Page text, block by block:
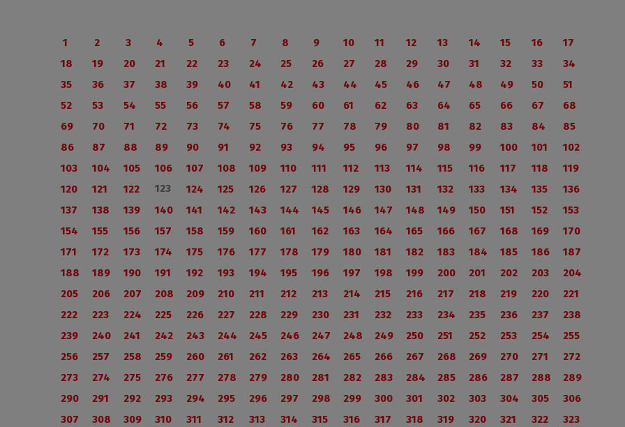
1 2 3 4 5 6 7 8 9 10 11 12 13 14 15 16
17
18
19 20 21 22 23 24 25 26 27 28 29 30 31 32 33
34
35
36 37 38 39 40 41 42 43 44 45 46 47 48 49 50
51
52
53 54 55 56 57 58 59 60 61 62 63 64 65 66 67
68
69
70 71 72 73 74 75 76 77 78 79 80 81 82 83 84
85
86
87 88 89 90 91 92 93 94 95 96 97 98 99 100 101
102
103
104 105 106 107 108 109 110 111 112 113 114 115 116 117 118
119
120
121 122 123 124 125 126 127 128 129 130 131 132 133 134 135
136
137
138 139 140 141 142 143 144 145 146 147 148 149 150 151 152
153
154
155 156 157 158 159 160 161 162 163 164 165 166 167 168 169
170
171
172 173 174 175 176 177 178 179 180 181 182 183 184 185 186
187
188
189 190 191 192 193 194 195 196 197 198 199 200 201 202 203
204
205
206 207 208 209 210 211 212 213 214 215 216 217 218 219 220
221
222
223 224 225 226 227 228 229 230 231 232 233 234 235 236 237
238
239
240 241 242 243 244 245 246 247 248 249 250 251 252 253 254
255
256
257 258 259 260 261 262 263 264 265 266 267 268 269 270 271
272
273
274 275 276 277 278 279 280 281 282 283 284 285 286 287 288
289
290
291 292 293 294 295 296 297 298 299 300 301 302 303 304 305
306
307
308 309 310 311 312 313 314 315 316 317 318 319 320 321 322 323